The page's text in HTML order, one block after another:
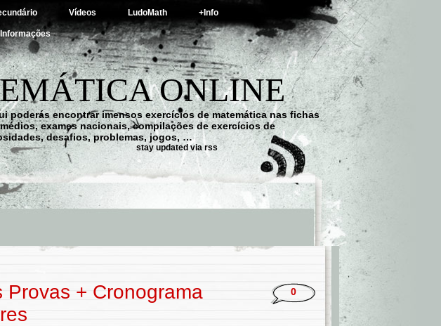
Vídeos LudoMath +Info
ONLINE
poderás encontrar imensos exercícios de matemática nas fichas
exames nacionais, compilações de exercícios de
desafios, problemas, jogos, …
stay updated via rss
Provas + Cronograma
0